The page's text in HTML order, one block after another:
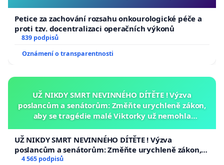
Petice za zachování rozsahu onkourologické péče a
proti tzv. docentralizaci operačních výkonů
839 podpisů
Oznámení o transparentnosti
UŽ NIKDY SMRT NEVINNÉHO DÍTĚTE ! Výzva
poslancům a senátorům: Změňte urychleně zákon,
aby se tragédie malé Viktorky už nemohla
UŽ NIKDY SMRT NEVINNÉHO DÍTĚTE ! Výzva
poslancům a senátorům: Změňte urychleně zákon,
aby se tragédie malé Viktorky už nemohla opakovat!
4 565 podpisů